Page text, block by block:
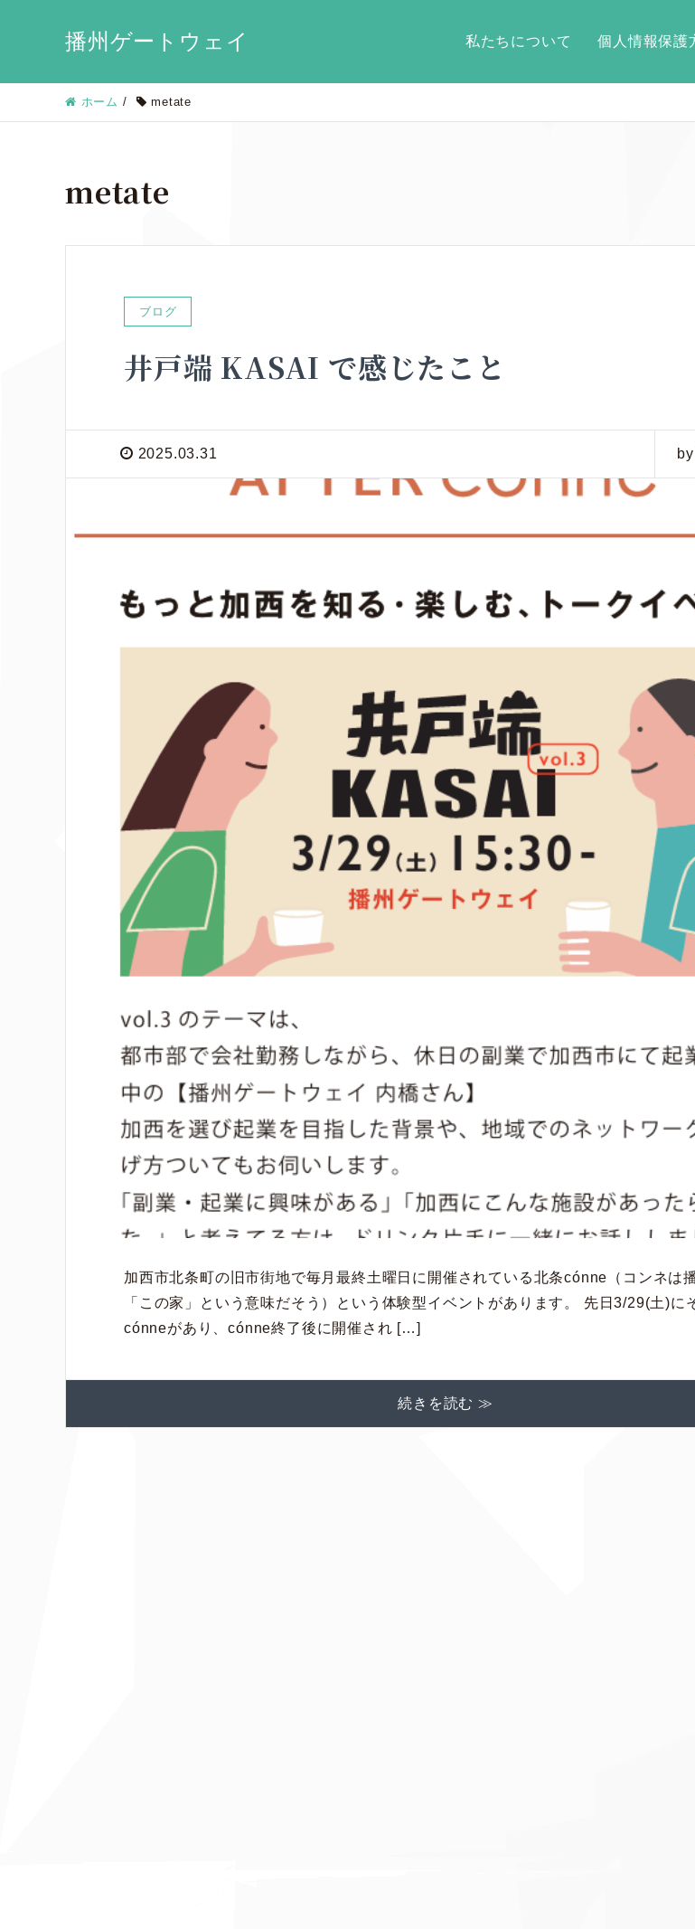
播州ゲートウェイ 私たちについて 個人情報保護
ホーム / metate
metate
ブログ
井戸端 KASAI で感じたこと
2025.03.31
加西市北条町の旧市街地で毎月最終土曜日に開催されている北条cónne（コンネは
「この家」という意味だそう）という体験型イベントがあります。 先日3/29(土)に
cónneがあり、cónne終了後に開催され […]
続きを読む ≫